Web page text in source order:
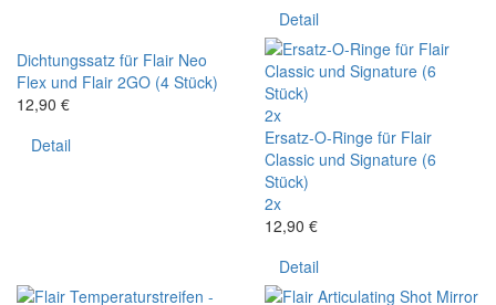
Dichtungssatz für Flair Neo
Flex und Flair 2GO (4 Stück)
12,90 €
Detail
Detail
2x
Ersatz-O-Ringe für Flair
Classic und Signature (6
Stück)
2x
12,90 €
Detail